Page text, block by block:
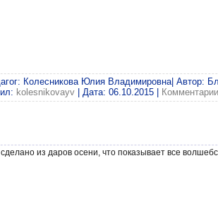
Колесникова Юлия Владимировна| Автор:
kolesnikovayv | Дата: 06.10.2015
из даров осени, что показывает все